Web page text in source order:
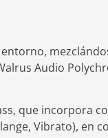
Audio
que incorpora
Vibrato), en